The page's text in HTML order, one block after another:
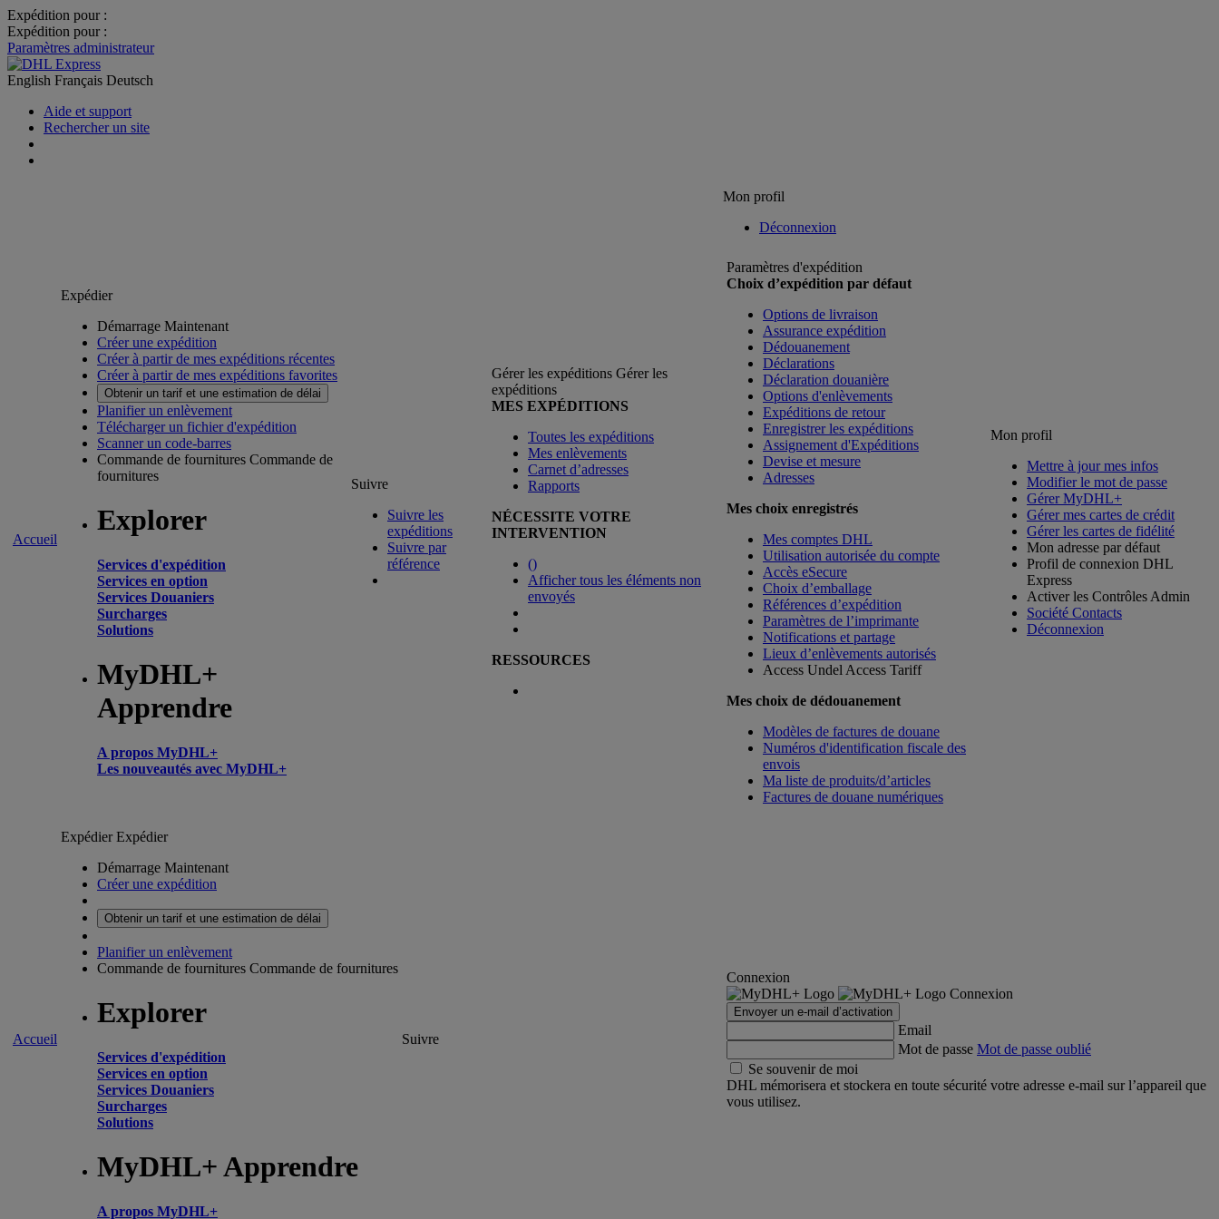
Expédition pour :
Expédition pour :
Paramètres administrateur
English Français Deutsch
Aide et support
Rechercher un site
Mon profil
Déconnexion
Accueil
Expédier
Démarrage Maintenant
Créer une expédition
Créer à partir de mes expéditions récentes
Créer à partir de mes expéditions favorites
Obtenir un tarif et une estimation de délai
Planifier un enlèvement
Télécharger un fichier d'expédition
Scanner un code-barres
Commande de fournitures Commande de
fournitures
Explorer
Services d'expédition
Services en option
Services Douaniers
Surcharges
Solutions
MyDHL+
Apprendre
A propos MyDHL+
Les nouveautés avec MyDHL+
Suivre
Suivre les
expéditions
Suivre par
référence
Gérer les expéditions Gérer les
expéditions
MES EXPÉDITIONS
Toutes les expéditions
Mes enlèvements
Carnet d’adresses
Rapports
NÉCESSITE VOTRE
INTERVENTION
()
Afficher tous les éléments non
envoyés
RESSOURCES
Paramètres d'expédition
Choix d’expédition par défaut
Options de livraison
Assurance expédition
Dédouanement
Déclarations
Déclaration douanière
Options d'enlèvements
Expéditions de retour
Enregistrer les expéditions
Assignement d'Expéditions
Devise et mesure
Adresses
Mes choix enregistrés
Mes comptes DHL
Utilisation autorisée du compte
Accès eSecure
Choix d’emballage
Références d’expédition
Paramètres de l’imprimante
Notifications et partage
Lieux d’enlèvements autorisés
Access Undel Access Tariff
Mes choix de dédouanement
Modèles de factures de douane
Numéros d'identification fiscale des
envois
Ma liste de produits/d’articles
Factures de douane numériques
Mon profil
Mettre à jour mes infos
Modifier le mot de passe
Gérer MyDHL+
Gérer mes cartes de crédit
Gérer les cartes de fidélité
Mon adresse par défaut
Profil de connexion DHL
Express
Activer les Contrôles Admin
Société Contacts
Déconnexion
Accueil
ExpédierExpédier
Démarrage Maintenant
Créer une expédition
Obtenir un tarif et une estimation de délai
Planifier un enlèvement
Commande de fournitures Commande de fournitures
Explorer
Services d'expédition
Services en option
Services Douaniers
Surcharges
Solutions
MyDHL+ Apprendre
A propos MyDHL+
Suivre
Connexion
Connexion
Envoyer un e-mail d’activation
Email
Mot de passe Mot de passe oublié
Se souvenir de moi
DHL mémorisera et stockera en toute sécurité votre adresse e-mail sur l’appareil que
vous utilisez.